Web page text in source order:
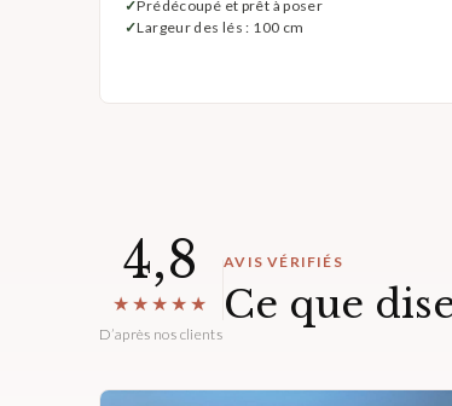
Prédécoupé et prêt à poser
Largeur des lés : 100 cm
4,8
★★★★★
D’après nos clients
AVIS VÉRIFIÉS
Ce que